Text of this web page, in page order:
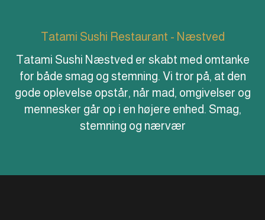
Tatami Sushi Restaurant - Næstved
Tatami Sushi Næstved er skabt med omtanke
for både smag og stemning. Vi tror på, at den
gode oplevelse opstår, når mad, omgivelser og
mennesker går op i en højere enhed. Smag,
stemning og nærvær